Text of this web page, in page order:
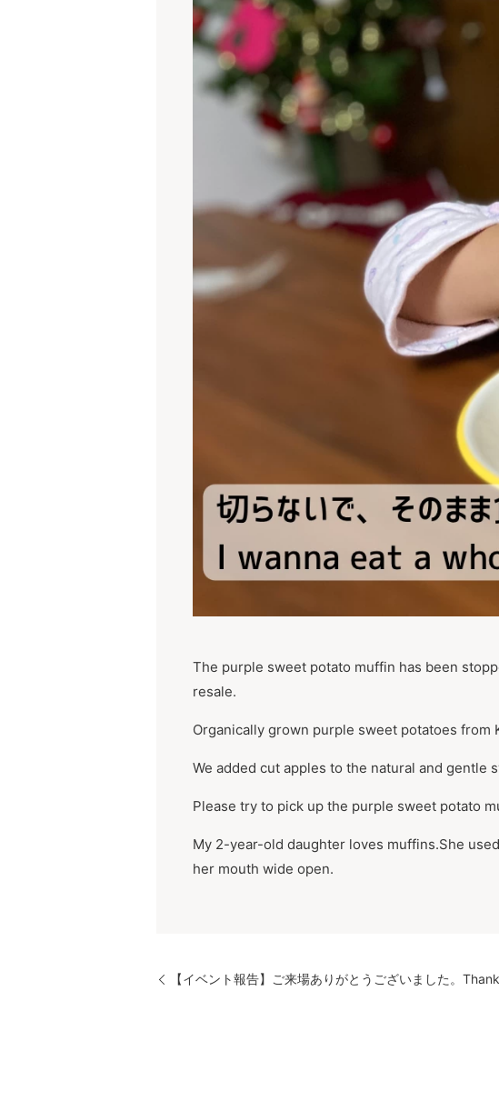
The purple sweet potato muffin has been
resale.
Organically grown purple sweet potatoes from
We added cut apples to the natural and gentle
Please try to pick up the purple sweet potato
My 2-year-old daughter loves muffins.She
her mouth wide open.
【イベント報告】ご来場ありがとうございました。